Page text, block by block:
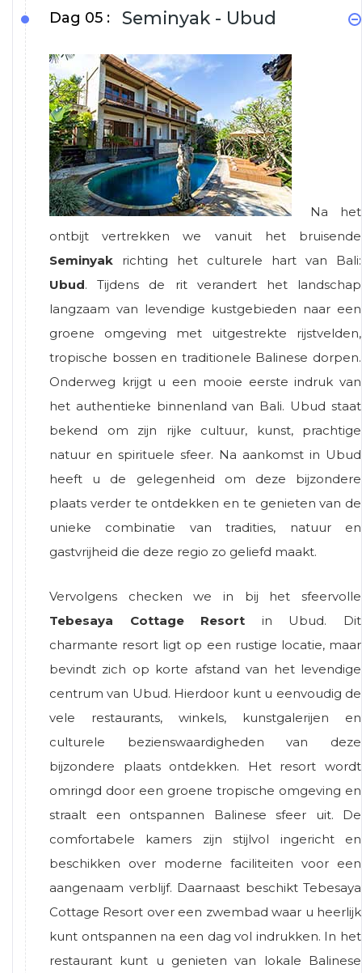
Dag 05 : Seminyak - Ubud
Na het
ontbijt vertrekken we vanuit het bruisende
Seminyak richting het culturele hart van Bali:
Ubud. Tijdens de rit verandert het landschap
langzaam van levendige kustgebieden naar een
groene omgeving met uitgestrekte rijstvelden,
tropische bossen en traditionele Balinese dorpen.
Onderweg krijgt u een mooie eerste indruk van
het authentieke binnenland van Bali. Ubud staat
bekend om zijn rijke cultuur, kunst, prachtige
natuur en spirituele sfeer. Na aankomst in Ubud
heeft u de gelegenheid om deze bijzondere
plaats verder te ontdekken en te genieten van de
unieke combinatie van tradities, natuur en
gastvrijheid die deze regio zo geliefd maakt.
Vervolgens checken we in bij het sfeervolle
Tebesaya Cottage Resort in Ubud. Dit
charmante resort ligt op een rustige locatie, maar
bevindt zich op korte afstand van het levendige
centrum van Ubud. Hierdoor kunt u eenvoudig de
vele restaurants, winkels, kunstgalerijen en
culturele bezienswaardigheden van deze
bijzondere plaats ontdekken. Het resort wordt
omringd door een groene tropische omgeving en
straalt een ontspannen Balinese sfeer uit. De
comfortabele kamers zijn stijlvol ingericht en
beschikken over moderne faciliteiten voor een
aangenaam verblijf. Daarnaast beschikt Tebesaya
Cottage Resort over een zwembad waar u heerlijk
kunt ontspannen na een dag vol indrukken. In het
restaurant kunt u genieten van lokale Balinese